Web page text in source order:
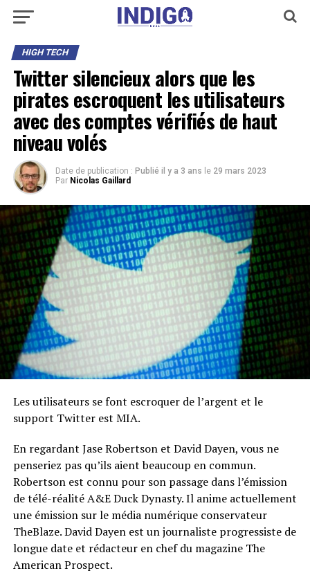
HIGH TECH
Twitter silencieux alors que les
pirates escroquent les utilisateurs
avec des comptes vérifiés de haut
niveau volés
Date de publication : Publié il y a 3 ans le 29 mars 2023
Par Nicolas Gaillard
Les utilisateurs se font escroquer de l’argent et le
support Twitter est MIA.
En regardant Jase Robertson et David Dayen, vous ne
penseriez pas qu’ils aient beaucoup en commun.
Robertson est connu pour son passage dans l’émission
de télé-réalité A&E Duck Dynasty. Il anime actuellement
une émission sur le média numérique conservateur
TheBlaze. David Dayen est un journaliste progressiste de
longue date et rédacteur en chef du magazine The
American Prospect.